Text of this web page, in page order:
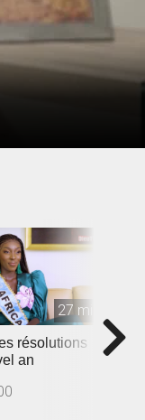
27 min
résolutions
an